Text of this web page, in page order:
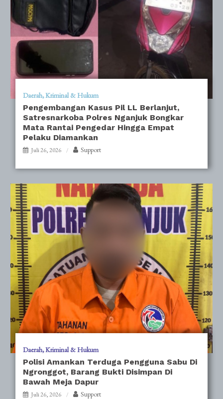
Daerah Kriminal & Hukum
Pengembangan Kasus Pil LL Berlanjut,
Satresnarkoba Polres Nganjuk Bongkar
Mata Rantai Pengedar Hingga Empat
Pelaku Diamankan
Juli 26, 2026 Support
Daerah Kriminal & Hukum
Polisi Amankan Terduga Pengguna Sabu Di
Ngronggot, Barang Bukti Disimpan Di
Bawah Meja Dapur
Juli 26, 2026 Support